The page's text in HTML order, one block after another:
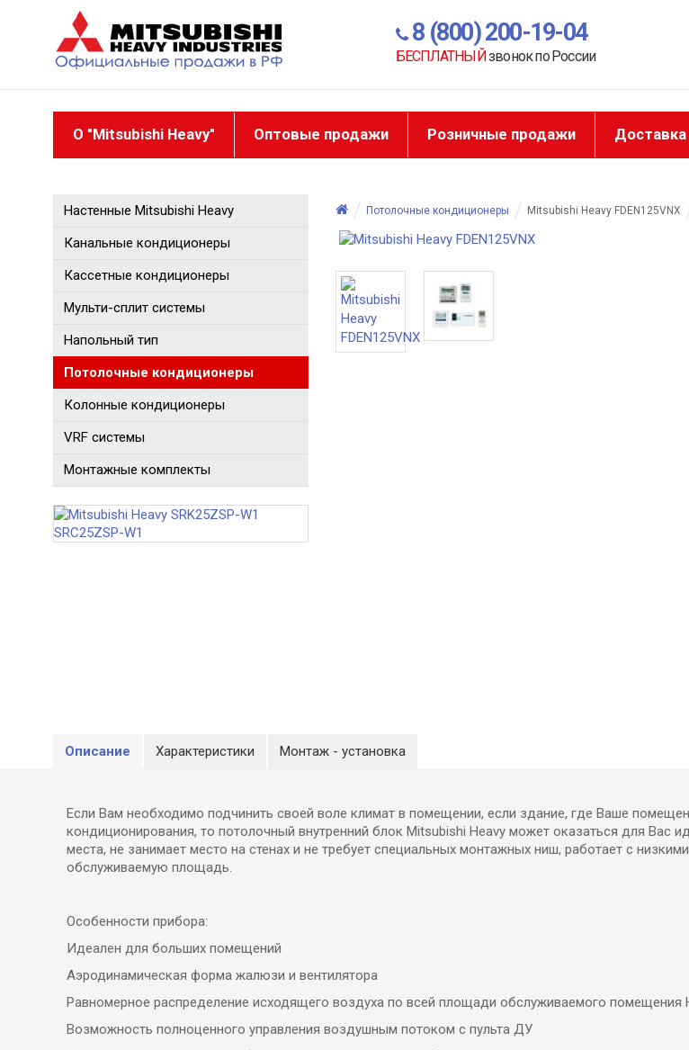
8 (800) 200-19-04
БЕСПЛАТНЫЙзвонок по России
О "Mitsubishi Heavy" Оптовые продажи Розничные продажи Доставка
Настенные Mitsubishi Heavy
Канальные кондиционеры
Кассетные кондиционеры
Мульти-сплит системы
Напольный тип
Потолочные кондиционеры
Колонные кондиционеры
VRF системы
Монтажные комплекты
Потолочные кондиционеры Mitsubishi Heavy FDEN125VNX
Описание Характеристики Монтаж - установка
Если Вам необходимо подчинить своей воле климат в помещении, если здание, где Ваше
кондиционирования, то потолочный внутренний блок Mitsubishi Heavy может оказаться для
места, не занимает место на стенах и не требует специальных монтажных ниш, работает с
обслуживаемую площадь.
Особенности прибора:
Идеален для больших помещений
Аэродинамическая форма жалюзи и вентилятора
Равномерное распределение исходящего воздуха по всей площади обслуживаемого помещения
Возможность полноценного управления воздушным потоком с пульта ДУ